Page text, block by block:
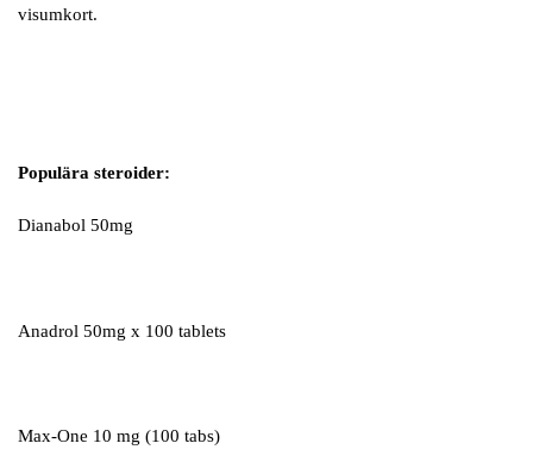
visumkort.
Populära steroider:
Dianabol 50mg
Anadrol 50mg x 100 tablets
Max-One 10 mg (100 tabs)